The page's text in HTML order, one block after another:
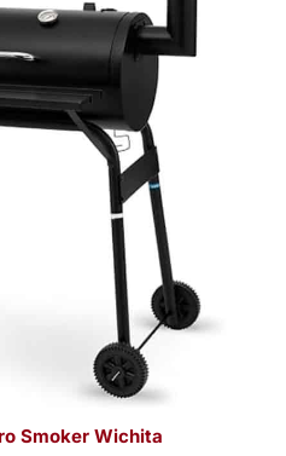
Smoker Wichita